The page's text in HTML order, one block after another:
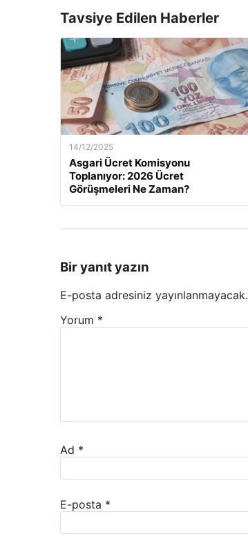
Tavsiye Edilen Haberler
14/12/2025
Asgari Ücret Komisyonu
Toplanıyor: 2026 Ücret
Görüşmeleri Ne Zaman?
Bir yanıt yazın
E-posta adresiniz yayınlanmayacak.
Yorum *
Ad *
E-posta *